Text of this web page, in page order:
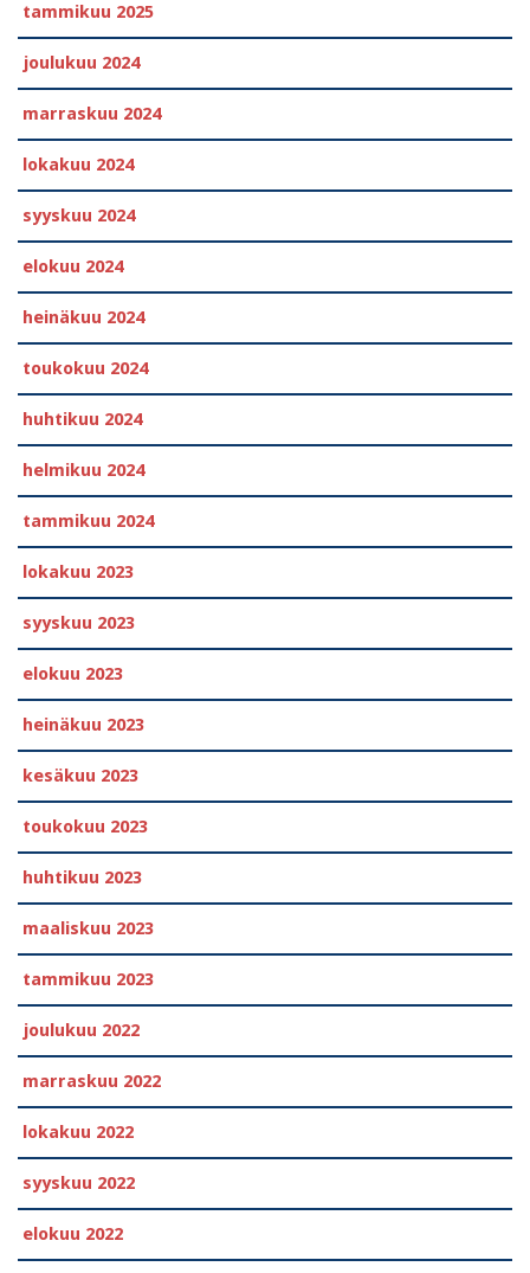
tammikuu 2025
joulukuu 2024
marraskuu 2024
lokakuu 2024
syyskuu 2024
elokuu 2024
heinäkuu 2024
toukokuu 2024
huhtikuu 2024
helmikuu 2024
tammikuu 2024
lokakuu 2023
syyskuu 2023
elokuu 2023
heinäkuu 2023
kesäkuu 2023
toukokuu 2023
huhtikuu 2023
maaliskuu 2023
tammikuu 2023
joulukuu 2022
marraskuu 2022
lokakuu 2022
syyskuu 2022
elokuu 2022